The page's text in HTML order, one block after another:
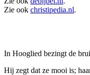
Zie ook christipedia.nl.
In Hooglied bezingt de
Hij zegt dat ze mooi is;